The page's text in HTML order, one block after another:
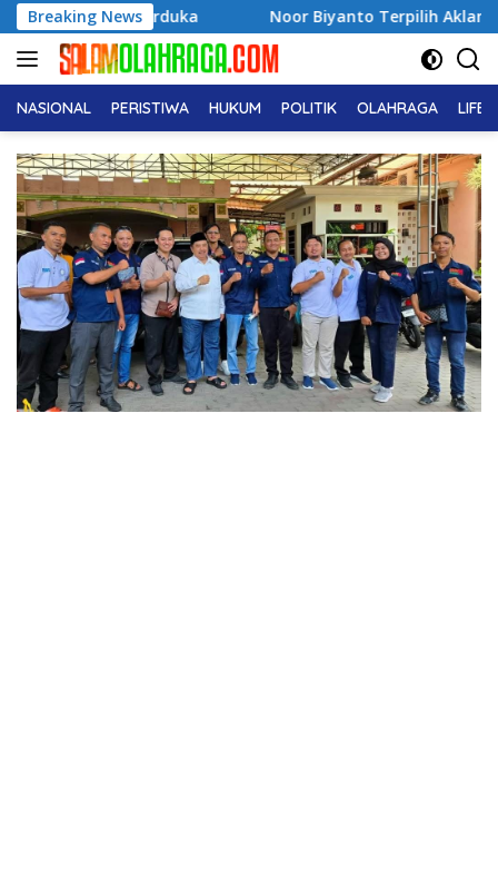
Langsung
ke
konten
Breaking NewsNoor Biyanto Terpilih Aklamasi Pimpin BPC
NASIONAL PERISTIWA HUKUM POLITIK OLAHRAGA